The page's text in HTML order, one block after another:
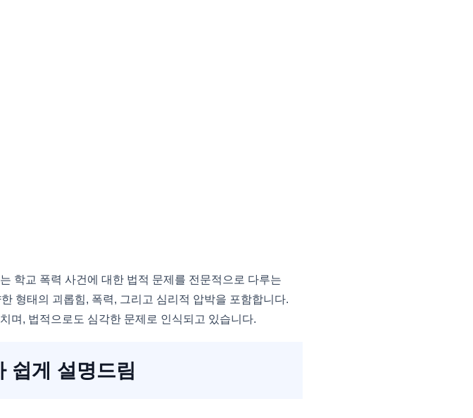
학교 폭력 사건에 대한 법적 문제를 전문적으로 다루는
형태의 괴롭힘, 폭력, 그리고 심리적 압박을 포함합니다.
며, 법적으로도 심각한 문제로 인식되고 있습니다.
쉽게 설명드림